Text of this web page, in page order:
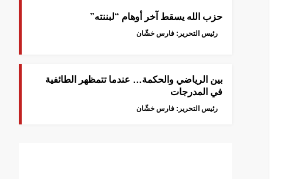
حزب الله يسقط آخر أوهام “لبننته”
رئيس التحرير: فارس خشّان
بين الرياضي والحكمة… عندما تتمظهر الطائفية
في المدرجات
رئيس التحرير: فارس خشّان